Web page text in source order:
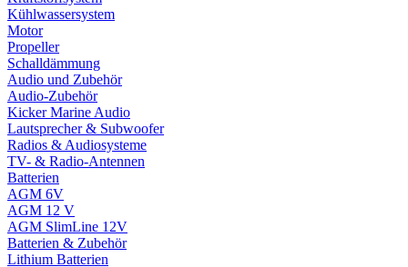
Kühlwassersystem
Motor
Propeller
Schalldämmung
Audio und Zubehör
Audio-Zubehör
Kicker Marine Audio
Lautsprecher & Subwoofer
Radios & Audiosysteme
TV- & Radio-Antennen
Batterien
AGM 6V
AGM 12 V
AGM SlimLine 12V
Batterien & Zubehör
Lithium Batterien